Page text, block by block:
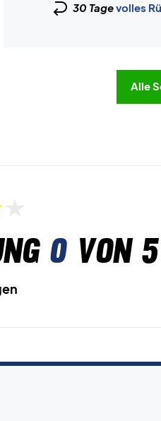
30 Tagevolles
Alle
0von 5